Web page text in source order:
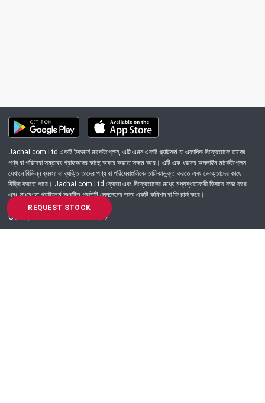
REQUEST STOCK
Jachai.com Ltd একটি ইকমার্স মার্কেটপ্লেস, এটি এমন একটি প্ল্যাটফর্ম যা একাধিক বিক্রেতাকে তাদের
পণ্য বা পরিষেবা সম্ভাব্য গ্রাহকদের কাছে অফার করতে সক্ষম করে। এটি এক ধরনের অনলাইন মার্কেটপ্লেস
যেখানে বিভিন্ন ব্যবসা বা ব্যক্তি তাদের পণ্য বা পরিষেবাগুলিকে তালিকাভুক্ত করতে এবং ভোক্তাদের কাছে
বিক্রি করতে পারে। Jachai.com Ltd ক্রেতা এবং বিক্রেতাদের মধ্যে মধ্যস্থতাকারী হিসাবে কাজ করে
এবং সাধারণত প্ল্যাটফর্মে সংঘটিত প্রতিটি লেনদেনের জন্য একটি কমিশন বা ফি চার্জ করে।
Got Question? Call us 24/7